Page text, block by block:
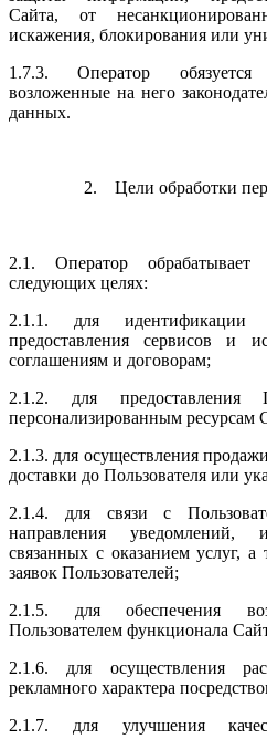
Сайта, от
искажения, блокирования или
1.7.3. Оператор обязуется
возложенные на него
данных.
2. Цели обработки
2.1. Оператор
следующих целях:
2.1.1. для идентификации
предоставления сервисов и
соглашениям и договорам;
2.1.2. для предоставления
персонализированным ресурсам
2.1.3. для осуществления
доставки до Пользователя или
2.1.4. для связи с
направления уведомлений,
связанных с оказанием услуг, а
заявок Пользователей;
2.1.5. для обеспечения
Пользователем функционала
2.1.6. для осуществления
рекламного характера
2.1.7. для улучшения